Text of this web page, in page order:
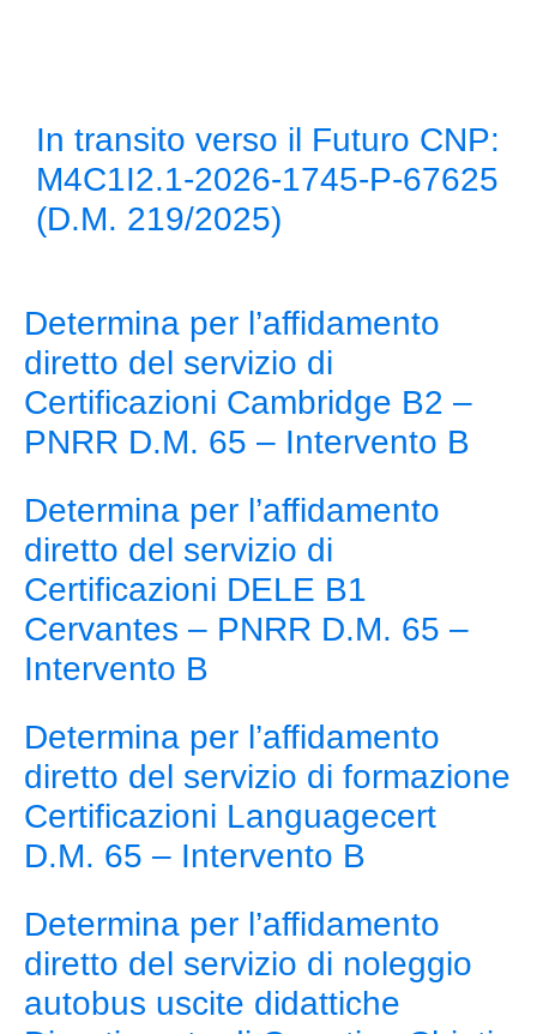
In transito verso il Futuro CNP:
M4C1I2.1-2026-1745-P-67625
(D.M. 219/2025)
Determina per l’affidamento
diretto del servizio di
Certificazioni Cambridge B2 –
PNRR D.M. 65 – Intervento B
Determina per l’affidamento
diretto del servizio di
Certificazioni DELE B1
Cervantes – PNRR D.M. 65 –
Intervento B
Determina per l’affidamento
diretto del servizio di formazione
Certificazioni Languagecert
D.M. 65 – Intervento B
Determina per l’affidamento
diretto del servizio di noleggio
autobus uscite didattiche